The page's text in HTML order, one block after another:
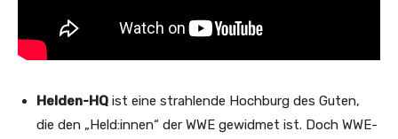
Helden-HQ ist eine strahlende Hochburg des Guten,
die den „Held:innen“ der WWE gewidmet ist. Doch WWE-